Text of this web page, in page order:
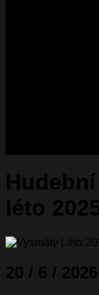
léto
20 / 6 / 2026